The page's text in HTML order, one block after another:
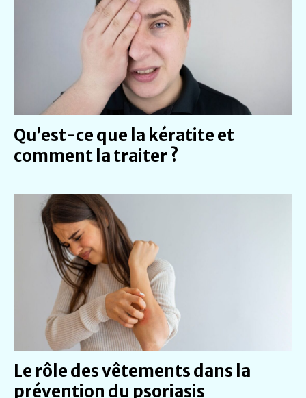
Qu’est-ce que la kératite et
comment la traiter ?
Le rôle des vêtements dans la
prévention du psoriasis